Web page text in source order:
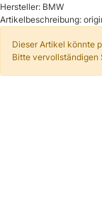
Hersteller: BMW
Artikelbeschreibung:
Dieser Artikel könnte
Bitte vervollständigen